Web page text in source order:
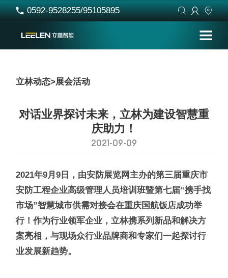
 0592-9528255/95105895   
立林动态>展会活动
对话业界探讨未来，立林为建设智慧重
庆助力！
2021-09-09
2021年9月9日，由安防展览网主办的第三届重庆市
安防工程企业高级管理人员培训班暨第七届“携手找
市场”智慧城市供需对接会在重庆国航饭店成功举
行！作为行业领军企业，立林携系列新品和解决方
案亮相，与现场众行业品牌商和专家们一起探讨行
业发展新趋势。